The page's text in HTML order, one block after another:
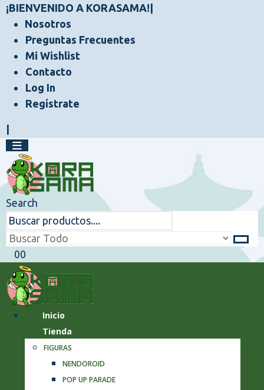
¡BIENVENIDO A KORASAMA!
Nosotros
Preguntas Frecuentes
Mi Wishlist
Contacto
Log In
Regístrate
Search
00
Inicio
Tienda
FIGURAS
NENDOROID
POP UP PARADE